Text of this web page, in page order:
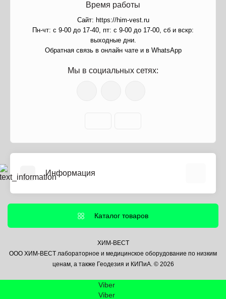
Время работы
Сайт: https://him-vest.ru
Пн-чт: с 9-00 до 17-40, пт: с 9-00 до 17-00, сб и вскр:
выходные дни.
Обратная связь в онлайн чате и в WhatsApp
Мы в социальных сетях:
Информация
Информация о доставке
Политика безопасности
Контакты
Каталог товаров
ХИМ-ВЕСТ
ООО ХИМ-ВЕСТ лабораторное и медицинское оборудование по низким
ценам, а также Геодезия и КИПиА. © 2026
Viber
Viber